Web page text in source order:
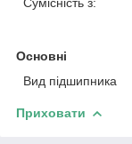
Основні
Вид підшипника
Приховати